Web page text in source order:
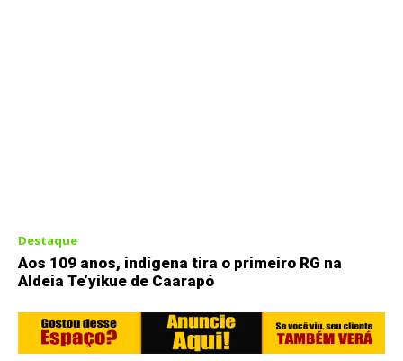
Destaque
Aos 109 anos, indígena tira o primeiro RG na
Aldeia Te’yikue de Caarapó